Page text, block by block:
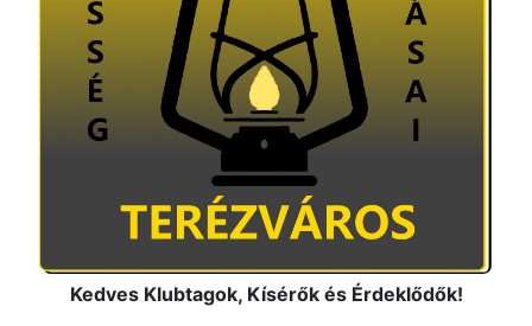
Kedves Klubtagok, Kísérők és Érdeklődők!